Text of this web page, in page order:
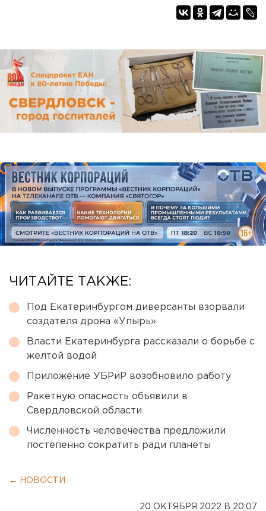
ЧИТАЙТЕ ТАКЖЕ:
Под Екатеринбургом диверсанты взорвали
создателя дрона «Упырь»
Власти Екатеринбурга рассказали о борьбе с
желтой водой
Приложение УБРиР возобновило работу
Ракетную опасность объявили в
Свердловской области
Численность человечества предложили
постепенно сократить ради планеты
← НОВОСТИ
20 ОКТЯБРЯ 2022 В 20:07